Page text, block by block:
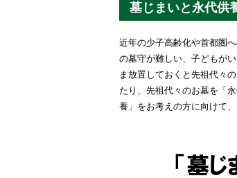
墓じまいと永代供
近年の少子高齢化や首都圏
の墓守が難しい、子どもが
ま放置しておくと先祖代々
たり、先祖代々のお墓を「
養」をお考えの方に向けて